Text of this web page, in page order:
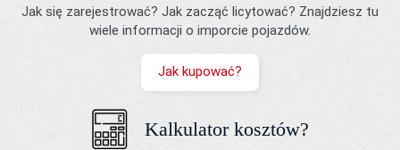
Jak się zarejestrować? Jak zacząć licytować? Znajdziesz tu
wiele informacji o imporcie pojazdów.
Jak kupować?
Kalkulator kosztów?